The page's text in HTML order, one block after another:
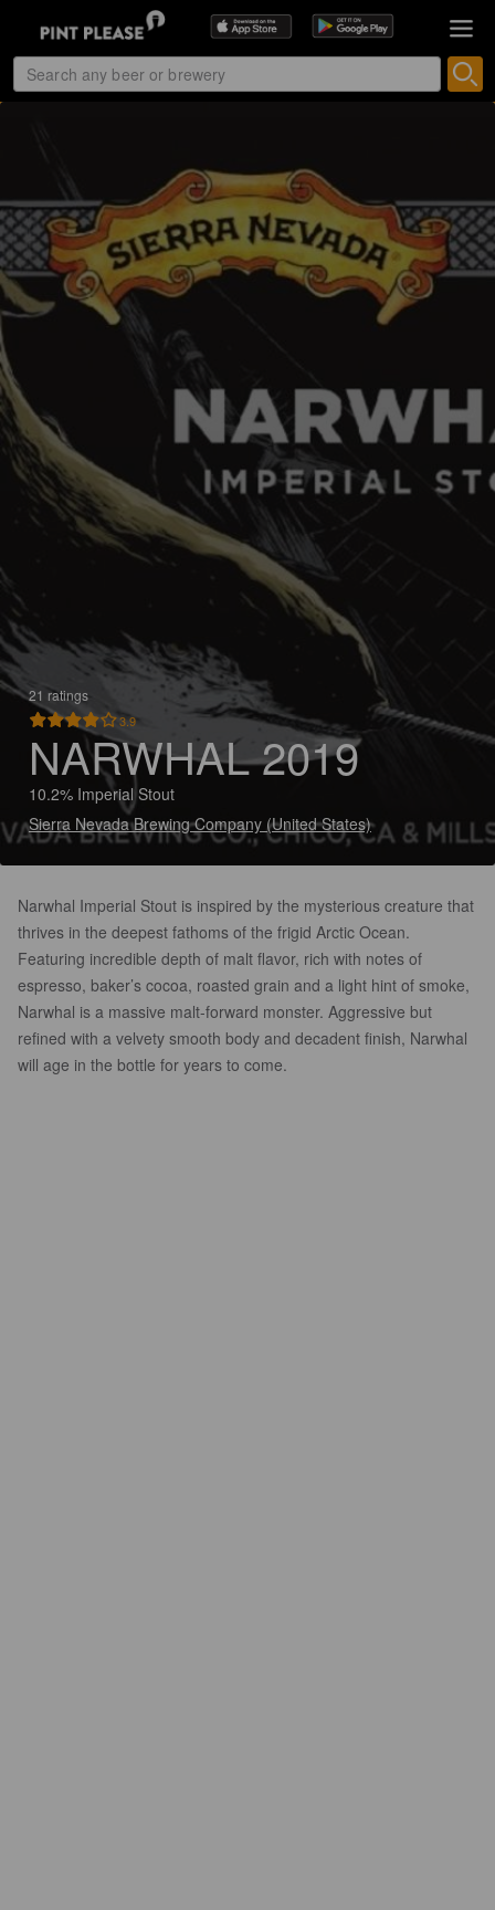
21 ratings
3.9
NARWHAL 2019
10.2% Imperial Stout
Sierra Nevada Brewing Company (United States)
Narwhal Imperial Stout is inspired by the mysterious creature that
thrives in the deepest fathoms of the frigid Arctic Ocean.
Featuring incredible depth of malt flavor, rich with notes of
espresso, baker’s cocoa, roasted grain and a light hint of smoke,
Narwhal is a massive malt-forward monster. Aggressive but
refined with a velvety smooth body and decadent finish, Narwhal
will age in the bottle for years to come.